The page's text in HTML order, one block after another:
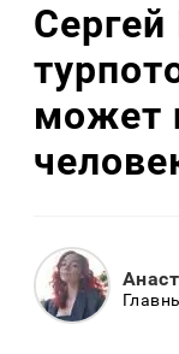
может